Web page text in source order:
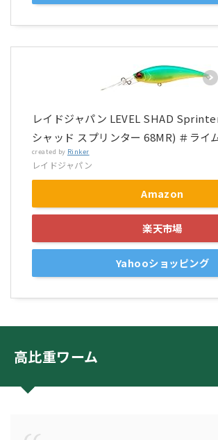
レイドジャパン LEVEL SHAD
シャッド スプリンター 68MR) ＃ライ
created by Rinker
レイドジャパン
Amazon
楽天市場
Yahooショッピング
高比重ワーム